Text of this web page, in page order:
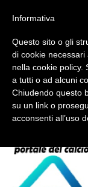
FORUM-ACCEDI
Accedi / Registrati
Informativa
Questo sito o gli
di cookie
nella cookie policy.
a tutti o ad alcuni
Chiudendo questo
su un link o
acconsenti all’uso